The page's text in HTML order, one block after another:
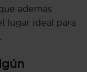
además
lugar ideal para